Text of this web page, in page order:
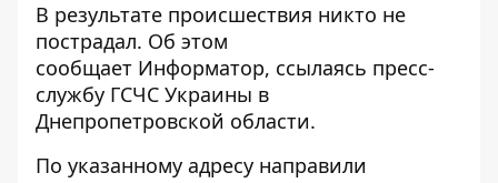
В результате происшествия никто не
пострадал. Об этом
сообщает Информатор, ссылаясь пресс-
службу ГСЧС Украины в
Днепропетровской области.
По указанному адресу направили